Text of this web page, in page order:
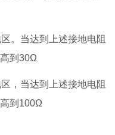
。当达到上述接地电阻
到30Ω
，当达到上述接地电阻
到100Ω